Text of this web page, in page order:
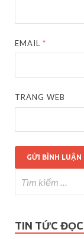
EMAIL*
TRANG WEB
TIN TỨC